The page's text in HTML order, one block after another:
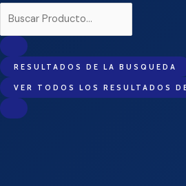
RESULTADOS DE LA BUSQUEDA
VER TODOS LOS RESULTADOS